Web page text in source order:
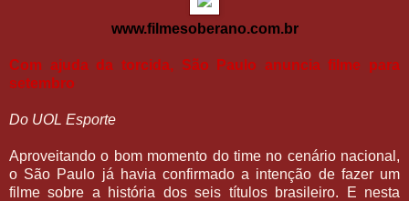
www.filmesoberano.com.br
Com ajuda da torcida, São Paulo anuncia filme para
setembro
Do UOL Esporte
Aproveitando o bom momento do time no cenário nacional,
o São Paulo já havia confirmado a intenção de fazer um
filme sobre a história dos seis títulos brasileiro. E nesta